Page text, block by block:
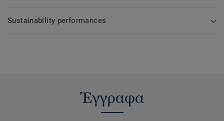
Sustainability performances
Έγγραφα